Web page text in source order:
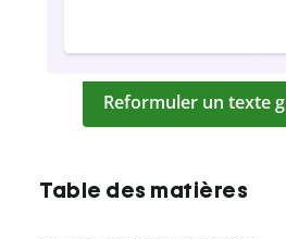
Reformuler un texte
Table des matières